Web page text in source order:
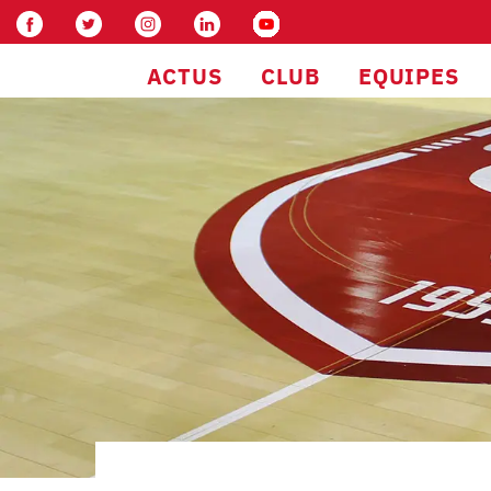
ACTUS CLUB EQUIPES